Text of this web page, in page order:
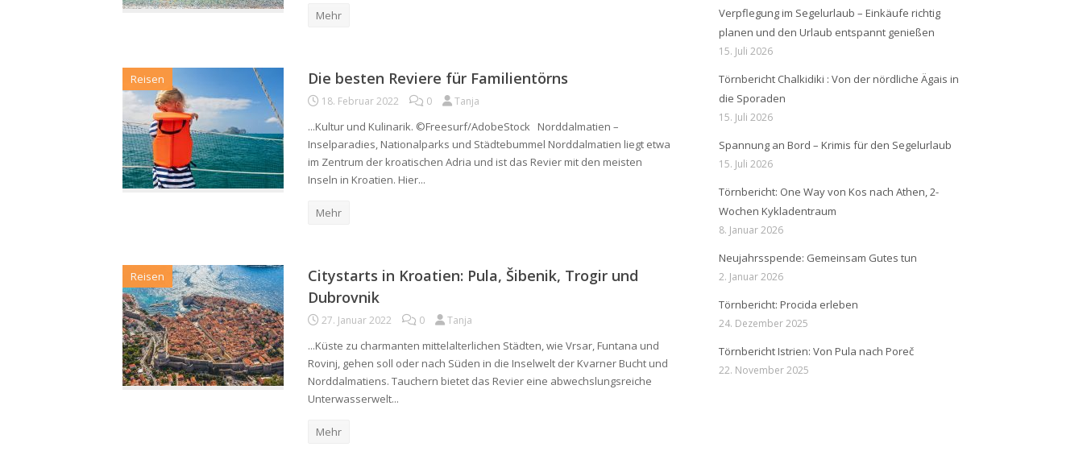
Mehr
Reisen Die besten Reviere für Familientörns
18. Februar 2022 0 Tanja
...Kultur und Kulinarik. ©Freesurf/AdobeStock Norddalmatien –
Inselparadies, Nationalparks und Städtebummel Norddalmatien liegt etwa
im Zentrum der kroatischen Adria und ist das Revier mit den meisten
Inseln in Kroatien. Hier...
Mehr
Reisen
Citystarts in Kroatien: Pula, Šibenik, Trogir und
Dubrovnik
27. Januar 2022 0 Tanja
...Küste zu charmanten mittelalterlichen Städten, wie Vrsar, Funtana und
Rovinj, gehen soll oder nach Süden in die Inselwelt der Kvarner Bucht und
Norddalmatiens. Tauchern bietet das Revier eine abwechslungsreiche
Unterwasserwelt...
Mehr
Verpflegung im Segelurlaub – Einkäufe richtig
planen und den Urlaub entspannt genießen
15. Juli 2026
Törnbericht Chalkidiki : Von der nördliche Ägais in
die Sporaden
15. Juli 2026
Spannung an Bord – Krimis für den Segelurlaub
15. Juli 2026
Törnbericht: One Way von Kos nach Athen, 2-
Wochen Kykladentraum
8. Januar 2026
Neujahrsspende: Gemeinsam Gutes tun
2. Januar 2026
Törnbericht: Procida erleben
24. Dezember 2025
Törnbericht Istrien: Von Pula nach Poreč
22. November 2025